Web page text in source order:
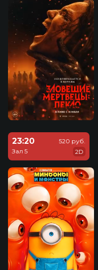
23:20
Зал 5
520 руб.
2D